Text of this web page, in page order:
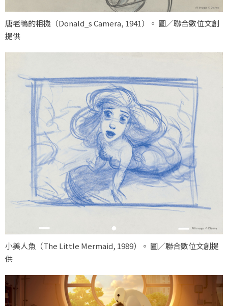
唐老鴨的相機（Donald_s Camera, 1941）。 圖／聯合數位文創
提供
小美人魚（The Little Mermaid, 1989）。 圖／聯合數位文創提
供